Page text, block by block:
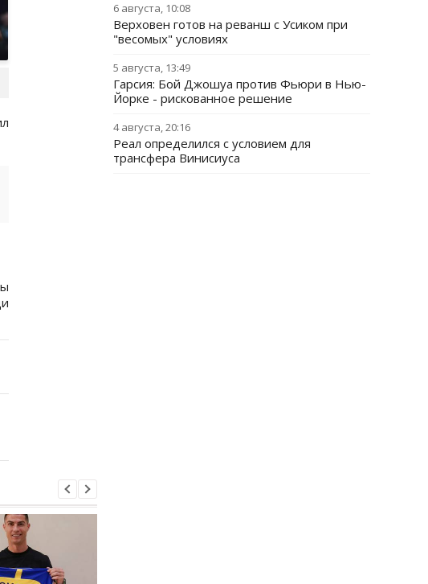
6 августа, 10:08
Верховен готов на реванш с Усиком при
"весомых" условиях
5 августа, 13:49
Гарсия: Бой Джошуа против Фьюри в Нью-
Йорке - рискованное решение
4 августа, 20:16
Реал определился с условием для
трансфера Винисиуса